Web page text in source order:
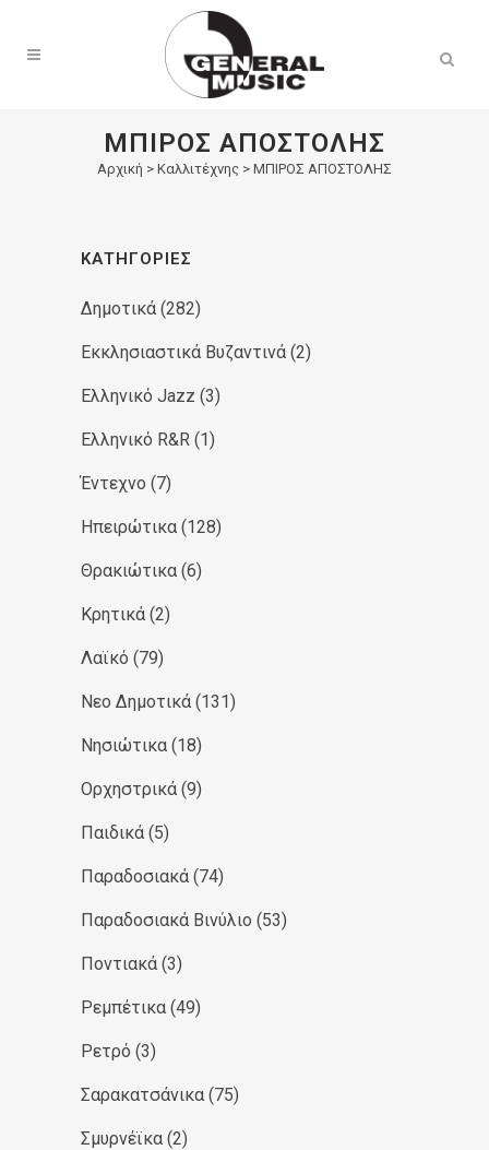
ΜΠΙΡΟΣ ΑΠΟΣΤΟΛΗΣ
Αρχική > Καλλιτέχνης > ΜΠΙΡΟΣ ΑΠΟΣΤΟΛΗΣ
ΚΑΤΗΓΟΡΊΕΣ
Δημοτικά (282)
Εκκλησιαστικά Βυζαντινά (2)
Ελληνικό Jazz (3)
Ελληνικό R&R (1)
Έντεχνο (7)
Ηπειρώτικα (128)
Θρακιώτικα (6)
Κρητικά (2)
Λαϊκό (79)
Νεο Δημοτικά (131)
Νησιώτικα (18)
Ορχηστρικά (9)
Παιδικά (5)
Παραδοσιακά (74)
Παραδοσιακά Βινύλιο (53)
Ποντιακά (3)
Ρεμπέτικα (49)
Ρετρό (3)
Σαρακατσάνικα (75)
Σμυρνέϊκα (2)